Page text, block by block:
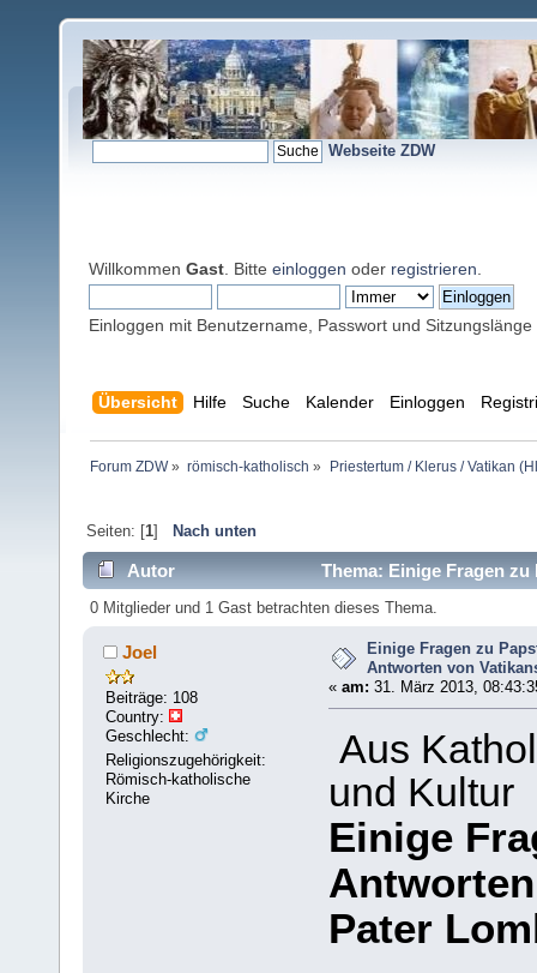
Webseite ZDW
Willkommen Gast . Bitte einloggen oder registrieren
Einloggen mit Benutzername, Passwort und Sitzungslänge
Übersicht Hilfe Suche Kalender Einloggen
Forum ZDW» römisch-katholisch » Priestertum / Klerus / Vatikan
Seiten: [1] Nach unten
Autor
Thema: Einige Fragen
7490 mal)
0 Mitglieder und 1 Gast betrachten dieses Thema.
Joel
Beiträge: 108
Country:
Geschlecht:
Religionszugehörigkeit:
Römisch-katholische
Kirche
Einige Fragen zu
Antworten von
« am: 31. März 2013,
Aus
und Kultur
Einige
Pater